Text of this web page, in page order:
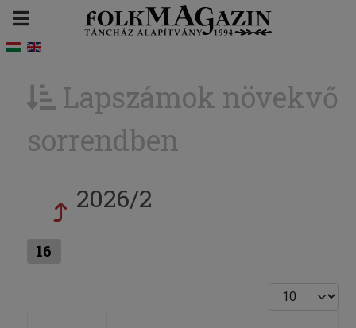
Lapszámok növekvő
sorrendben
2026/2
16
Tételek #